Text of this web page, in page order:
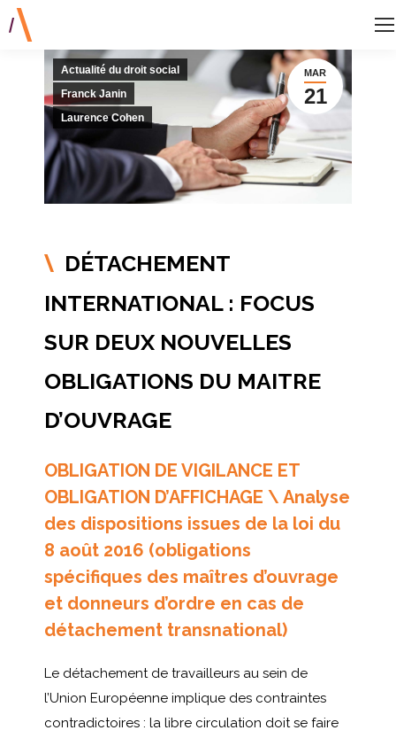
MAR
21
Actualité du droit social
Franck Janin
Laurence Cohen
\ DÉTACHEMENT
INTERNATIONAL : FOCUS
SUR DEUX NOUVELLES
OBLIGATIONS DU MAITRE
D’OUVRAGE
OBLIGATION DE VIGILANCE ET
OBLIGATION D’AFFICHAGE \ Analyse
des dispositions issues de la loi du
8 août 2016 (obligations
spécifiques des maîtres d’ouvrage
et donneurs d’ordre en cas de
détachement transnational)
Le détachement de travailleurs au sein de
l’Union Européenne implique des contraintes
contradictoires : la libre circulation doit se faire